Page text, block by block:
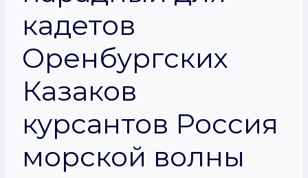
кадетов
Оренбургских
Казаков
курсантов Россия
морской волны